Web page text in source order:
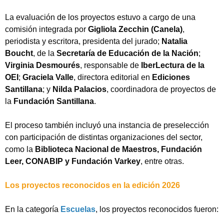
La evaluación de los proyectos estuvo a cargo de una
comisión integrada por Gigliola Zecchin (Canela),
periodista y escritora, presidenta del jurado; Natalia
Boucht, de la Secretaría de Educación de la Nación;
Virginia Desmourés, responsable de
IberLectura de la
OEI ; Graciela Valle, directora editorial en Ediciones
Santillana; y Nilda Palacios, coordinadora de proyectos de
la Fundación Santillana.
El proceso también incluyó una instancia de preselección
con participación de distintas organizaciones del sector,
como la Biblioteca Nacional de Maestros, Fundación
Leer, CONABIP y Fundación Varkey, entre otras.
Los proyectos reconocidos en la edición 2026
En la categoría Escuelas, los proyectos reconocidos fueron: